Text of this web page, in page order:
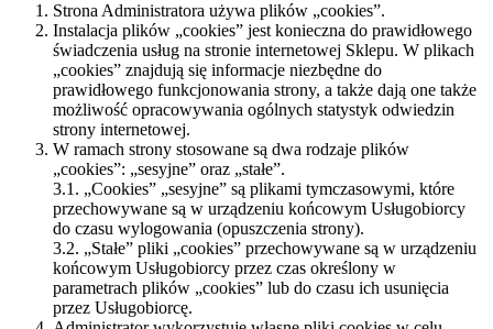
Strona Administratora używa plików „cookies”.
Instalacja plików „cookies” jest konieczna do prawidłowego
świadczenia usług na stronie internetowej Sklepu. W plikach
„cookies” znajdują się informacje niezbędne do
prawidłowego funkcjonowania strony, a także dają one także
możliwość opracowywania ogólnych statystyk odwiedzin
strony internetowej.
W ramach strony stosowane są dwa rodzaje plików
„cookies”: „sesyjne” oraz „stałe”.
3.1. „Cookies” „sesyjne” są plikami tymczasowymi, które
przechowywane są w urządzeniu końcowym Usługobiorcy
do czasu wylogowania (opuszczenia strony).
3.2. „Stałe” pliki „cookies” przechowywane są w urządzeniu
końcowym Usługobiorcy przez czas określony w
parametrach plików „cookies” lub do czasu ich usunięcia
przez Usługobiorcę.